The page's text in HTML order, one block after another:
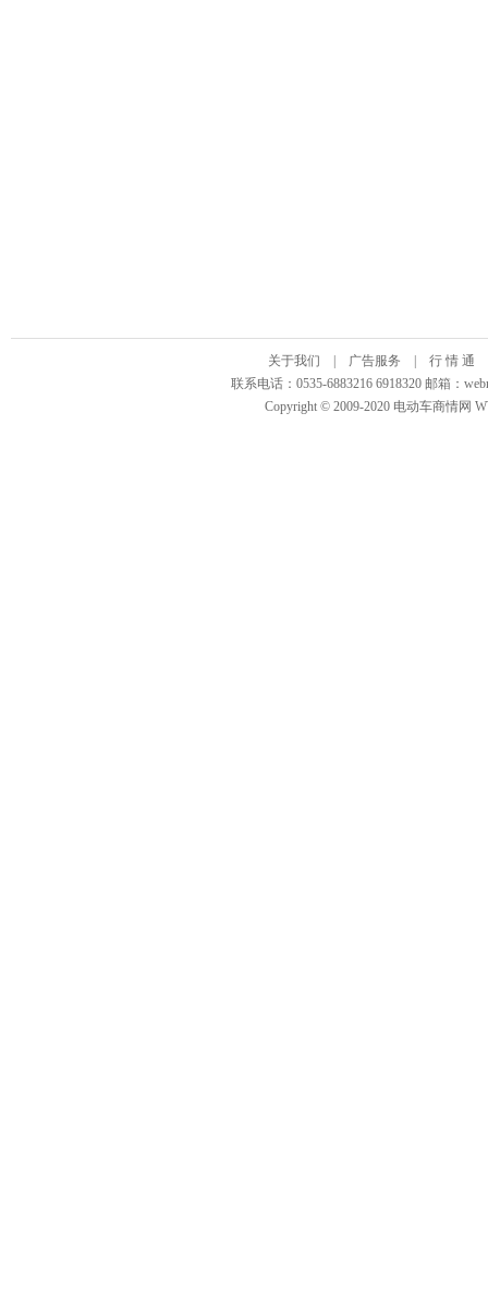
关于我们 广告服务 行 情 通
联系电话：0535-6883216 6918320 邮箱：
Copyright © 2009-2020 电动车商情网